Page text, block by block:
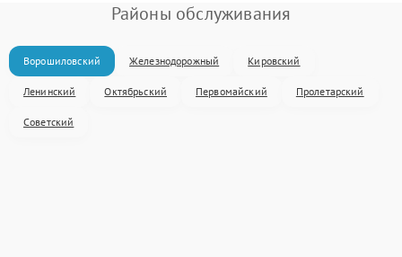
Районы обслуживания
Ворошиловский Железнодорожный Кировский
Ленинский Октябрьский Первомайский Пролетарский
Советский